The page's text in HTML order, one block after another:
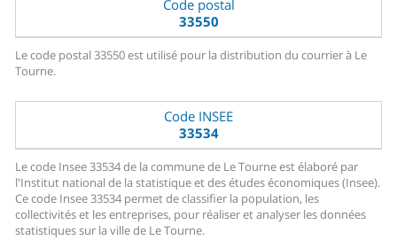
Code postal
33550
Le code postal 33550 est utilisé pour la distribution du courrier à Le
Tourne.
Code INSEE
33534
Le code Insee 33534 de la commune de Le Tourne est élaboré par
l'Institut national de la statistique et des études économiques (Insee).
Ce code Insee 33534 permet de classifier la population, les
collectivités et les entreprises, pour réaliser et analyser les données
statistiques sur la ville de Le Tourne.